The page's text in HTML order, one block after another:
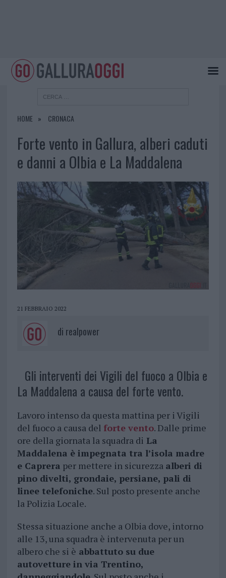
HOME CRONACA
Forte vento in Gallura, alberi caduti
e danni a Olbia e La Maddalena
21 FEBBRAIO 2022
di realpower
Gli interventi dei Vigili del fuoco a Olbia e
La Maddalena a causa del forte vento.
Lavoro intenso da questa mattina per i Vigili
del fuoco a causa del forte vento. Dalle prime
ore della giornata la squadra di La
Maddalena è impegnata tra l’isola madre
e Caprera per mettere in sicurezza alberi di
pino divelti, grondaie, persiane, pali di
linee telefoniche. Sul posto presente anche
la Polizia Locale.
Stessa situazione anche a Olbia dove, intorno
alle 13, una squadra è intervenuta per un
albero che si è abbattuto su due
autovetture in via Trentino,